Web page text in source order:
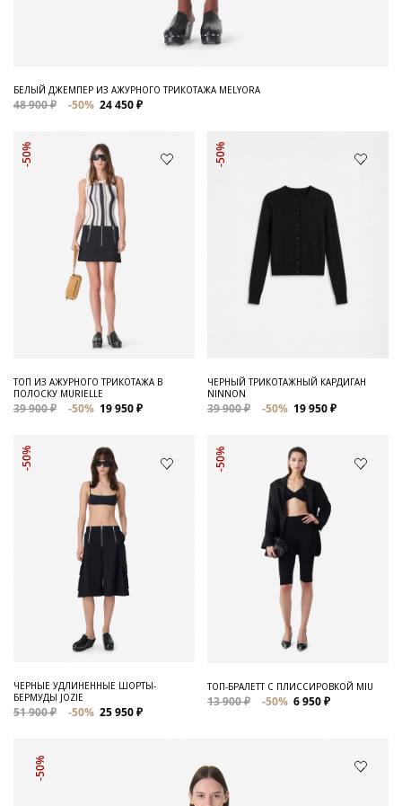
БЕЛЫЙ ДЖЕМПЕР ИЗ АЖУРНОГО ТРИКОТАЖА MELYORA
48 900 ₽ -50% 24 450 ₽
-50%
ТОП ИЗ АЖУРНОГО ТРИКОТАЖА В
ПОЛОСКУ MURIELLE
39 900 ₽ -50% 19 950 ₽
-50%
ЧЕРНЫЙ ТРИКОТАЖНЫЙ КАРДИГАН
NINNON
39 900 ₽ -50% 19 950 ₽
-50%
ЧЕРНЫЕ УДЛИНЕННЫЕ ШОРТЫ-
БЕРМУДЫ JOZIE
51 900 ₽ -50% 25 950 ₽
-50%
ТОП-БРАЛЕТТ С ПЛИССИРОВКОЙ MIU
13 900 ₽ -50% 6 950 ₽
-50%